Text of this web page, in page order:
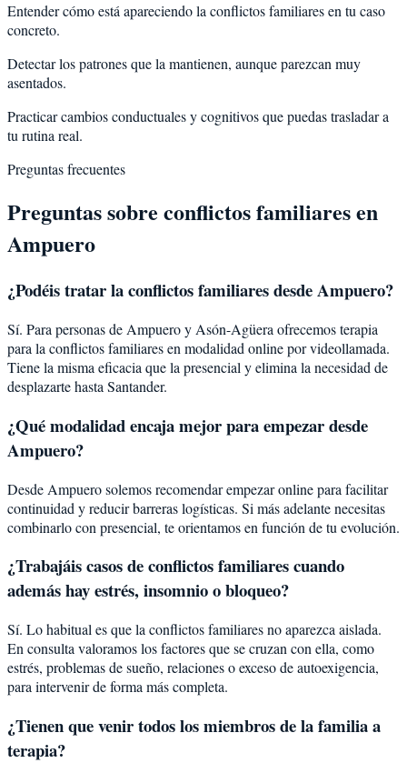
Entender cómo está apareciendo la conflictos familiares en tu caso
concreto.
Detectar los patrones que la mantienen, aunque parezcan muy
asentados.
Practicar cambios conductuales y cognitivos que puedas trasladar a
tu rutina real.
Preguntas frecuentes
Preguntas sobre conflictos familiaresen
Ampuero
¿Podéis tratar laconflictos familiaresdesdeAmpuero?
Sí. Para personas de Ampuero y Asón-Agüera ofrecemos terapia
para la conflictos familiares en modalidad online por videollamada.
Tiene la misma eficacia que la presencial y elimina la necesidad de
desplazarte hasta Santander.
¿Qué modalidad encaja mejor para empezar desde
Ampuero?
Desde Ampuero solemos recomendar empezar online para facilitar
continuidad y reducir barreras logísticas. Si más adelante necesitas
combinarlo con presencial, te orientamos en función de tu evolución.
¿Trabajáis casos de conflictos familiares cuando
además hay estrés, insomnio o bloqueo?
Sí. Lo habitual es que la conflictos familiares no aparezca aislada.
En consulta valoramos los factores que se cruzan con ella, como
estrés, problemas de sueño, relaciones o exceso de autoexigencia,
para intervenir de forma más completa.
¿Tienen que venir todos los miembros de la familia a
terapia?